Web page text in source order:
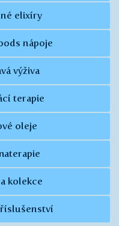
elixíry
nápoje
výživa
terapie
oleje
kolekce